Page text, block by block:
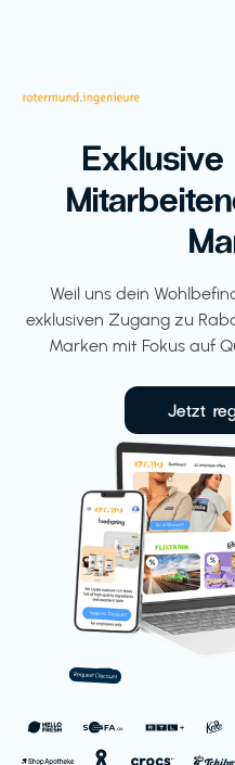
Weil uns dein
exklusiven Zugang zu
Marken mit Fokus auf
Jetzt